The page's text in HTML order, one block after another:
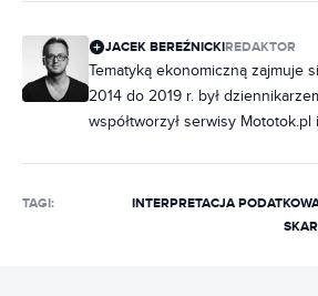
JACEK BEREŹNICKIREDAKTOR
Tematyką ekonomiczną zajmuje
2014 do 2019 r. był
współtworzył serwisy Mototok.pl
TAGI: INTERPRETACJA